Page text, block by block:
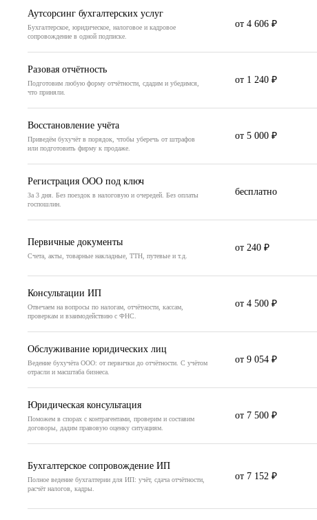
Аутсорсинг бухгалтерских услуг
Бухгалтерское, юридическое, налоговое и кадровое
сопровождение в одной подписке.
от 4 606 ₽
Разовая отчётность
Подготовим любую форму отчётности, сдадим и убедимся,
что приняли.
от 1 240 ₽
Восстановление учёта
Приведём бухучёт в порядок, чтобы уберечь от штрафов
или подготовить фирму к продаже.
от 5 000 ₽
Регистрация ООО под ключ
За 3 дня. Без поездок в налоговую и очередей. Без оплаты
госпошлин.
бесплатно
Первичные документы
Счета, акты, товарные накладные, ТТН, путевые и т.д.
от 240 ₽
Консультации ИП
Отвечаем на вопросы по налогам, отчётности, кассам,
проверкам и взаимодействию с ФНС.
от 4 500 ₽
Обслуживание юридических лиц
Ведение бухучёта ООО: от первички до отчётности. С учётом
отрасли и масштаба бизнеса.
от 9 054 ₽
Юридическая консультация
Поможем в спорах с контрагентами, проверим и составим
договоры, дадим правовую оценку ситуациям.
от 7 500 ₽
Бухгалтерское сопровождение ИП
Полное ведение бухгалтерии для ИП: учёт, сдача отчётности,
расчёт налогов, кадры.
от 7 152 ₽